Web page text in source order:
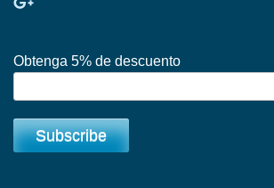
Obtenga 5% de descuento